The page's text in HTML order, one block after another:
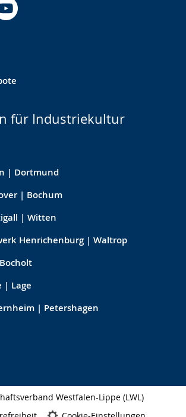
für Industriekultur
| Dortmund
| Bochum
| Witten
Henrichenburg | Waltrop
| Lage
| Petershagen
Westfalen-Lippe (LWL)